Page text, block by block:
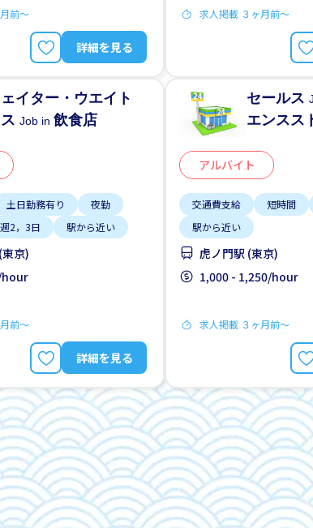
前〜
詳細を見る
求人掲載 ３ヶ月前〜
イター・ウエイト
スJob in飲食店
土日勤務有り
夜勤
週2，3日 駅から近い
京)
hour
前〜
詳細を見る
セールス
エンスス
アルバイト
交通費支給 短時間
駅から近い
虎ノ門駅 (東京)
1,000 - 1,250/hour
求人掲載 ３ヶ月前〜